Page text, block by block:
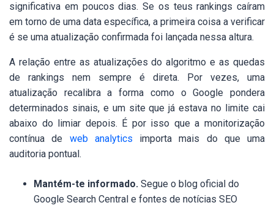
significativa em poucos dias. Se os teus rankings caíram
em torno de uma data específica, a primeira coisa a verificar
é se uma atualização confirmada foi lançada nessa altura.
A relação entre as atualizações do algoritmo e as quedas
de rankings nem sempre é direta. Por vezes, uma
atualização recalibra a forma como o Google pondera
determinados sinais, e um site que já estava no limite cai
abaixo do limiar depois. É por isso que a monitorização
contínua de web analytics importa mais do que uma
auditoria pontual.
Mantém-te informado. Segue o blog oficial do
Google Search Central e fontes de notícias SEO